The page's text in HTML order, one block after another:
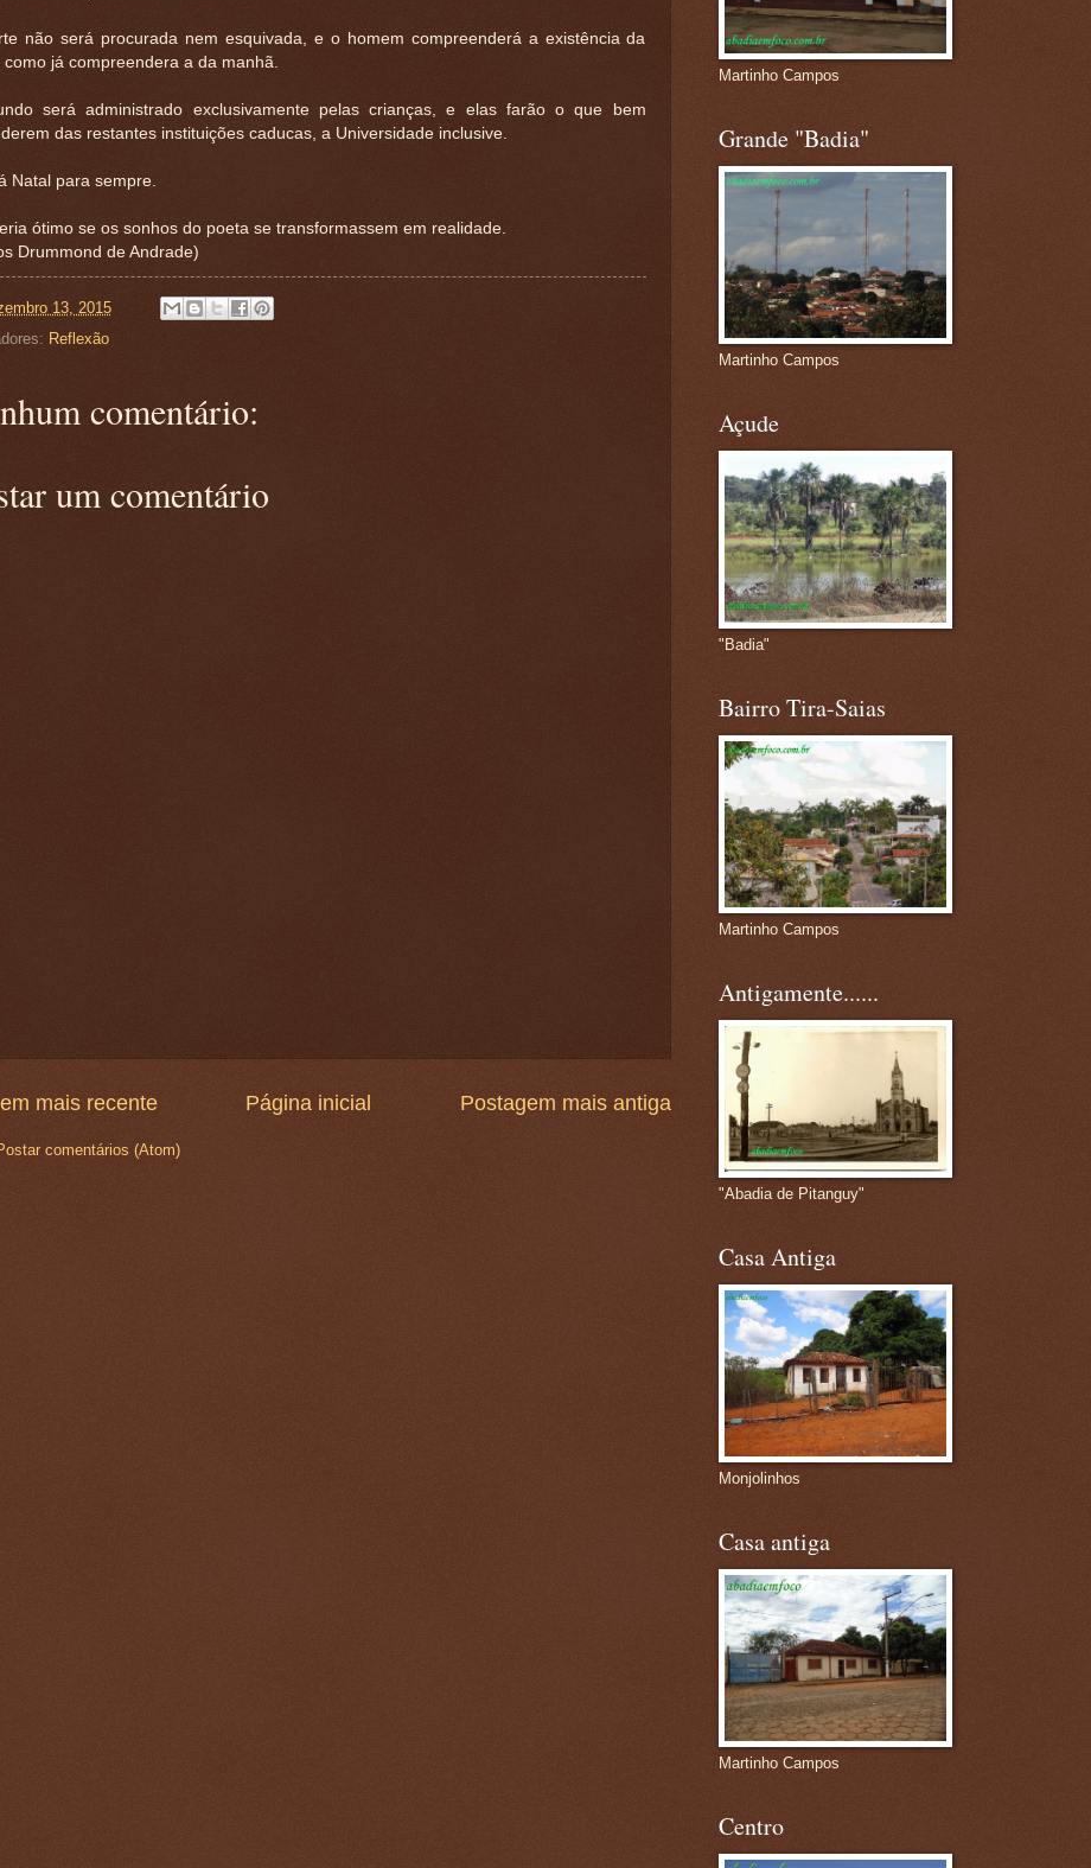
não será procurada nem esquivada, e o homem compreenderá a existência da
como já compreendera a da manhã.
será administrado exclusivamente pelas crianças, e elas farão o que bem
das restantes instituições caducas, a Universidade inclusive.
Natal para sempre.
ótimo se os sonhos do poeta se transformassem em realidade.
Drummond de Andrade)
13, 2015
Reflexão
comentário:
um comentário
mais recente Postagem mais antiga
Página inicial
comentários (Atom)
Martinho Campos
Grande "Badia"
Martinho Campos
Açude
"Badia"
Bairro Tira-Saias
Martinho Campos
Antigamente......
"Abadia de Pitanguy"
Casa Antiga
Monjolinhos
Casa antiga
Martinho Campos
Centro